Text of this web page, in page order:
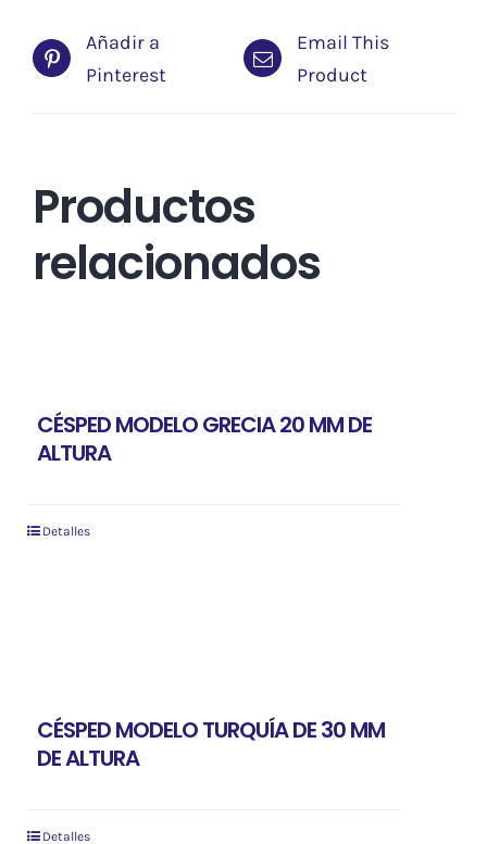
Añadir a
Pinterest
Email This
Product
Productos
relacionados
CÉSPED MODELO GRECIA 20 MM DE
ALTURA
Detalles
CÉSPED MODELO TURQUÍA DE 30 MM
DE ALTURA
Detalles